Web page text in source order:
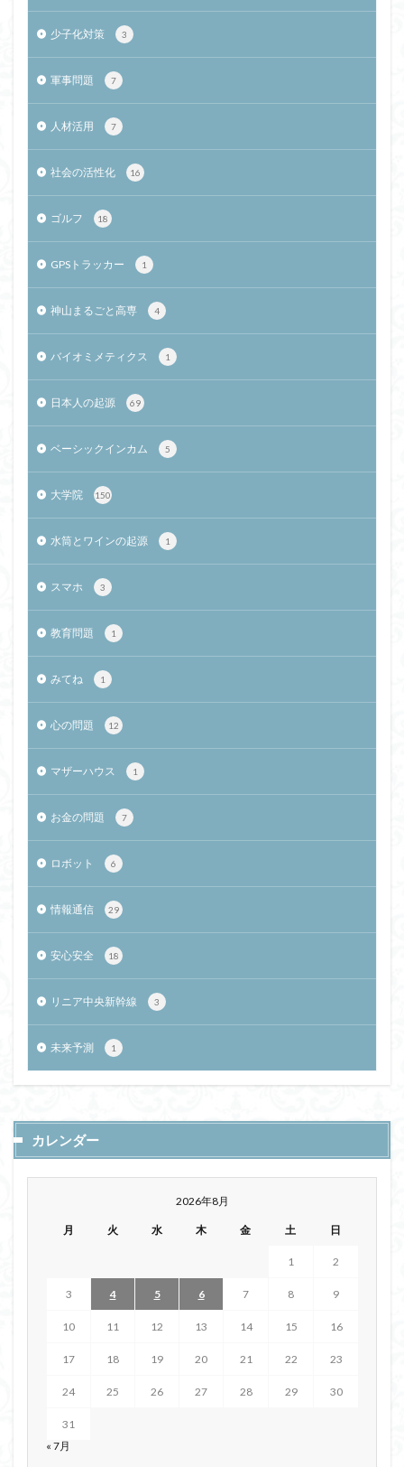
少子化対策 3
軍事問題 7
人材活用 7
社会の活性化 16
ゴルフ 18
GPSトラッカー 1
神山まるごと高専 4
バイオミメティクス 1
日本人の起源 69
ベーシックインカム 5
大学院 150
水筒とワインの起源 1
スマホ 3
教育問題 1
みてね 1
心の問題 12
マザーハウス 1
お金の問題 7
ロボット 6
情報通信 29
安心安全 18
リニア中央新幹線 3
未来予測 1
カレンダー
2026年8月
月 火 水 木 金 土 日
1 2
3 4 5 6 7 8 9
10 11 12 13 14 15 16
17 18 19 20 21 22 23
24 25 26 27 28 29 30
31
« 7月